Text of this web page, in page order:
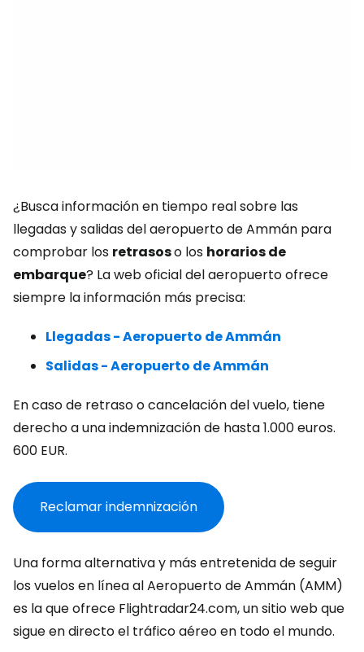
¿Busca información en tiempo real sobre las
llegadas y salidas del aeropuerto de Ammán para
comprobar los retrasoso los horarios de
embarque? La web oficial del aeropuerto ofrece
siempre la información más precisa:
Llegadas - Aeropuerto de Ammán
Salidas - Aeropuerto de Ammán
En caso de retraso o cancelación del vuelo, tiene
derecho a una indemnización de hasta 1.000 euros.
600 EUR.
Reclamar indemnización
Una forma alternativa y más entretenida de seguir
los vuelos en línea al Aeropuerto de Ammán (AMM)
es la que ofrece Flightradar24.com, un sitio web que
sigue en directo el tráfico aéreo en todo el mundo.